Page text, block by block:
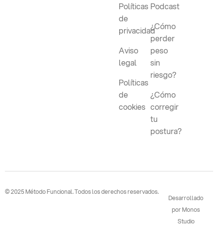
Políticas
de
privacidad
Aviso
legal
Políticas
de
cookies
Podcast
¿Cómo
perder
peso
sin
riesgo?
¿Cómo
corregir
tu
postura?
© 2025 Método Funcional. Todos los derechos reservados.
Desarrollado
por Monos
Studio